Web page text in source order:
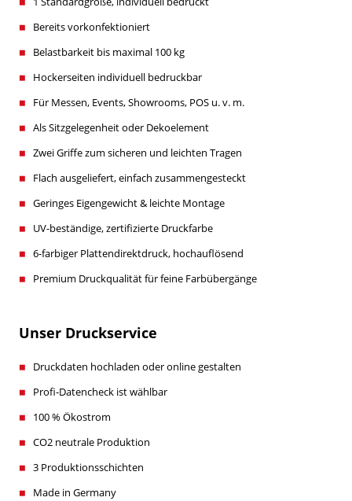
Bereits vorkonfektioniert
Belastbarkeit bis maximal 100 kg
Hockerseiten individuell bedruckbar
Für Messen, Events, Showrooms, POS u. v. m.
Als Sitzgelegenheit oder Dekoelement
Zwei Griffe zum sicheren und leichten Tragen
Flach ausgeliefert, einfach zusammengesteckt
Geringes Eigengewicht & leichte Montage
UV-beständige, zertifizierte Druckfarbe
6-farbiger Plattendirektdruck, hochauflösend
Premium Druckqualität für feine Farbübergänge
Unser Druckservice
Druckdaten hochladen oder online gestalten
Profi-Datencheck ist wählbar
100 % Ökostrom
CO2 neutrale Produktion
3 Produktionsschichten
Made in Germany